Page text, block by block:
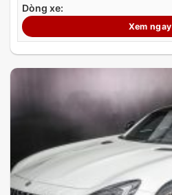
Dòng xe:
Xem ngay